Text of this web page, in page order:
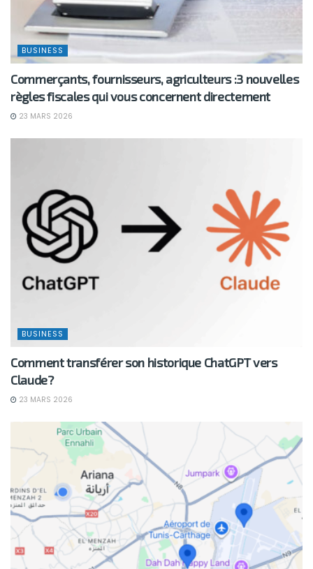
BUSINESS
Commerçants, fournisseurs, agriculteurs :3 nouvelles
règles fiscales qui vous concernent directement
23 MARS 2026
BUSINESS
Comment transférer son historique ChatGPT vers
Claude?
23 MARS 2026